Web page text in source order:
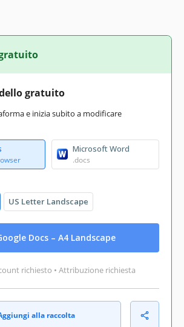
gratuito
e inizia subito a modificare
Microsoft Word
.docs
US Letter Landscape
Docs – A4 Landscape
richiesto • Attribuzione richiesta
alla raccolta